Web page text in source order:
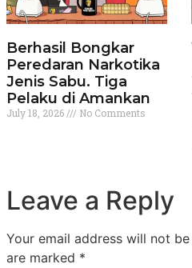
Berhasil Bongkar
Peredaran Narkotika
Jenis Sabu. Tiga
Pelaku di Amankan
July 18, 2026 No Comments
Leave a Reply
Your email address will not
are marked *